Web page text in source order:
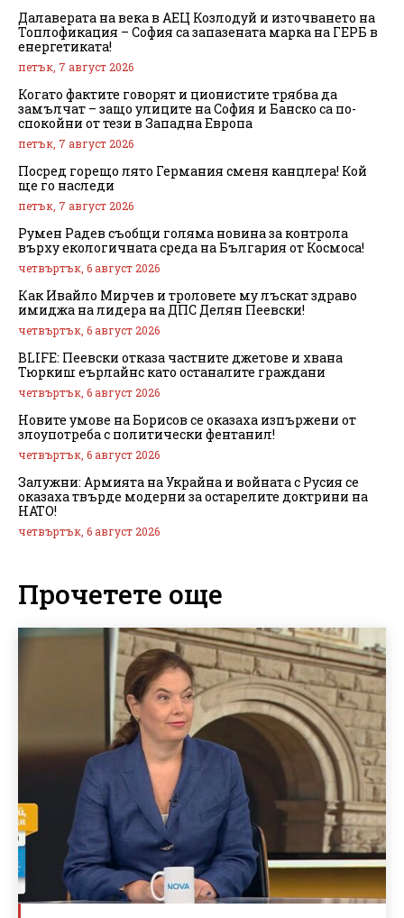
Далаверата на века в АЕЦ Козлодуй и източването на
Топлофикация – София са запазената марка на ГЕРБ в
енергетиката!
петък, 7 август 2026
Когато фактите говорят и ционистите трябва да
замълчат – защо улиците на София и Банско са по-
спокойни от тези в Западна Европа
петък, 7 август 2026
Посред горещо лято Германия сменя канцлера! Кой
ще го наследи
петък, 7 август 2026
Румен Радев съобщи голяма новина за контрола
върху екологичната среда на България от Космоса!
четвъртък, 6 август 2026
Как Ивайло Мирчев и троловете му лъскат здраво
имиджа на лидера на ДПС Делян Пеевски!
четвъртък, 6 август 2026
BLIFE: Пеевски отказа частните джетове и хвана
Тюркиш еърлайнс като останалите граждани
четвъртък, 6 август 2026
Новите умове на Борисов се оказаха изпържени от
злоупотреба с политически фентанил!
четвъртък, 6 август 2026
Залужни: Армията на Украйна и войната с Русия се
оказаха твърде модерни за остарелите доктрини на
НАТО!
четвъртък, 6 август 2026
Прочетете още